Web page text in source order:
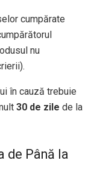
cumpărate
nu
în cauză trebuie
30 de zile de la
de Până la